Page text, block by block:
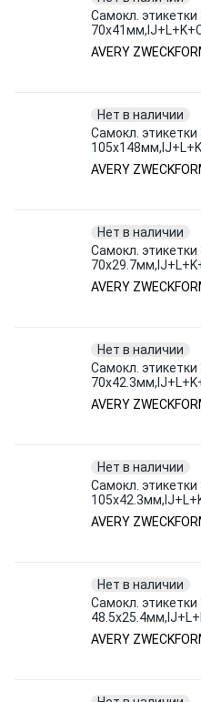
Самокл.
4004182034811
ZWECKFORM
AVERY
Нет в наличии
Самокл.
4004182034835
ZWECKFORM
AVERY
Нет в наличии
Самокл.
4004182034897
ZWECKFORM
AVERY
Нет в наличии
Самокл.
4004182036525
ZWECKFORM
AVERY
Нет в наличии
Самокл.
4004182036532
ZWECKFORM
AVERY
Нет в наличии
Самокл.
4004182036570,
AVERY
AVERY